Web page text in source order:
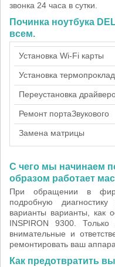
звонка 24 часа в сутки.
Починка ноутбука
всем.
Установка Wi-Fi карты
Установка
Переустановка
Ремонт портаЗвукового
Замена матрицы
С чего мы начинаем
образом работает
При обращении в
подробную
варианты варианты, как
INSPIRON 9300.
внимательные и
ремонтировать ваш
Как предотвратить